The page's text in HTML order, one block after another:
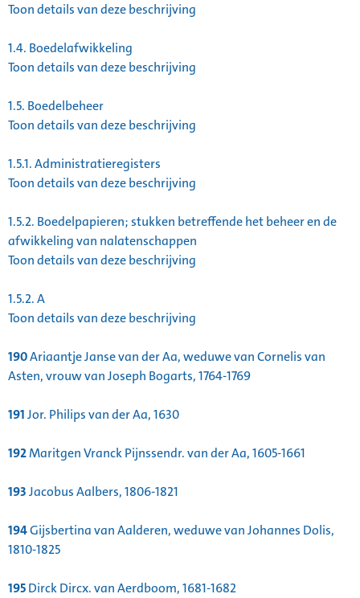
Toon details van deze beschrijving
1.4. Boedelafwikkeling
Toon details van deze beschrijving
1.5. Boedelbeheer
Toon details van deze beschrijving
1.5.1.Administratieregisters
Toon details van deze beschrijving
1.5.2. Boedelpapieren; stukken betreffende het beheer en de
afwikkeling van nalatenschappen
Toon details van deze beschrijving
1.5.2.A
Toon details van deze beschrijving
190Ariaantje Janse van der Aa, weduwe van Cornelis van
Asten, vrouw van Joseph Bogarts, 1764-1769
191Jor. Philips van der Aa, 1630
192Maritgen Vranck Pijnssendr. van der Aa, 1605-1661
193Jacobus Aalbers, 1806-1821
194Gijsbertina van Aalderen, weduwe van Johannes Dolis,
1810-1825
195Dirck Dircx. van Aerdboom, 1681-1682